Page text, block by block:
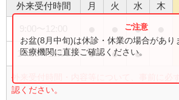
外来受付時間 月 火 水 木
●
14:30〜18:00 ● ● ●
外来受付時間・内容等について、事前に必
認ください。
お盆(8月中旬)は休診・休業の場合があり
医療機関に直接ご確認ください。